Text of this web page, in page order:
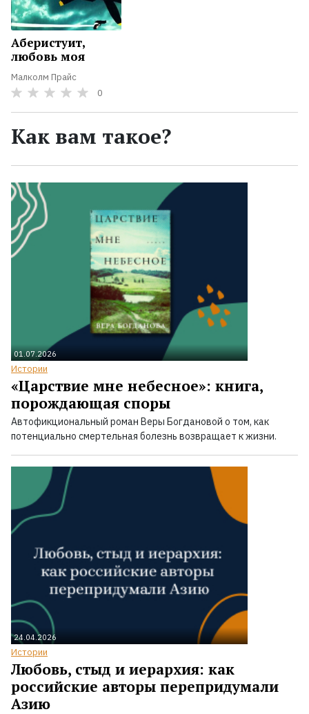
Аберистуит,
любовь моя
Малколм Прайс
0
Как вам такое?
01.07.2026
Истории
«Царствие мне небесное»: книга,
порождающая споры
Автофикциональный роман Веры Богдановой о том, как
потенциально смертельная болезнь возвращает к жизни.
24.04.2026
Истории
Любовь, стыд и иерархия: как
российские авторы перепридумали
Азию